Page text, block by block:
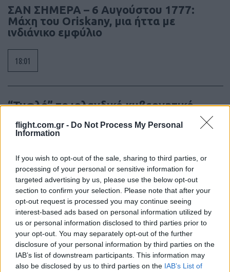
flight.com.gr - Do Not Process My Personal
Information
If you wish to opt-out of the sale, sharing to third parties, or
processing of your personal or sensitive information for
targeted advertising by us, please use the below opt-out
section to confirm your selection. Please note that after your
opt-out request is processed you may continue seeing
interest-based ads based on personal information utilized by
us or personal information disclosed to third parties prior to
your opt-out. You may separately opt-out of the further
disclosure of your personal information by third parties on the
IAB’s list of downstream participants. This information may
also be disclosed by us to third parties on the IAB’s List of
ΣΑΝ ΣΗΜΕΡΑ – 6 Αυγούστου 1777:
Μάχη του Oriskany, μια ήττα με
ινδιάνικο εμφύλιο
18:01
“Τυφλό” το ιρλανδικό κυβερνητικό
Ισραήλ;
17:40
Μόναχο: Ισόβια στον 25χρονο Αφγανό
για τη φονική επίθεση σε διαδήλωση
16:30